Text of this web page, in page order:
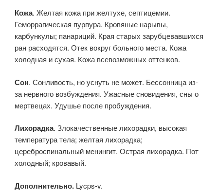
Кожа. Желтая кожа при желтухе, септицемии.
Геморрагическая пурпура. Кровяные нарывы,
карбункулы; панариций. Края старых зарубцевавшихся
ран расходятся. Отек вокруг больного места. Кожа
холодная и сухая. Кожа всевозможных оттенков.
Сон. Сонливость, но уснуть не может. Бессонница из-
за нервного возбуждения. Ужасные сновидения, сны о
мертвецах. Удушье после пробуждения.
Лихорадка. Злокачественные лихорадки, высокая
температура тела; желтая лихорадка;
цереброспинальный менингит. Острая лихорадка. Пот
холодный; кровавый.
Дополнительно. Lycps-v.